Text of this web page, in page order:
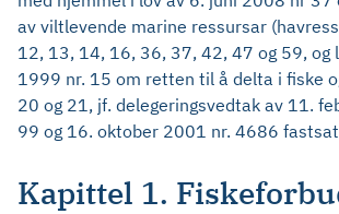
av viltlevende marine ressursar
12, 13, 14, 16, 36, 37, 42, 47 og 59, og
1999 nr. 15 om retten til å delta i fiske
20 og 21, jf. delegeringsvedtak av 11.
99 og 16. oktober 2001 nr. 4686
Kapittel 1.